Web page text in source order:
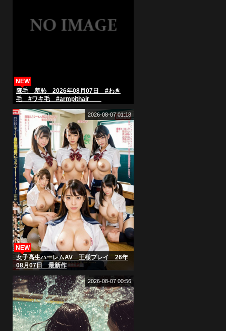
腋毛 羞恥 2026年08月07日 #わき
毛 #ワキ毛 #armpithair
NEW
女子高生ハーレムAV 王様プレイ 26年
08月07日 最新作
NEW
2026-08-07 01:18
2026-08-07 00:56